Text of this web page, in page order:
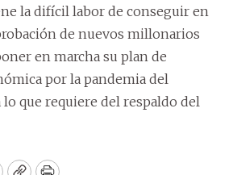
la difícil labor de conseguir en
de nuevos millonarios
en marcha su plan de
por la pandemia del
lo que requiere del respaldo del